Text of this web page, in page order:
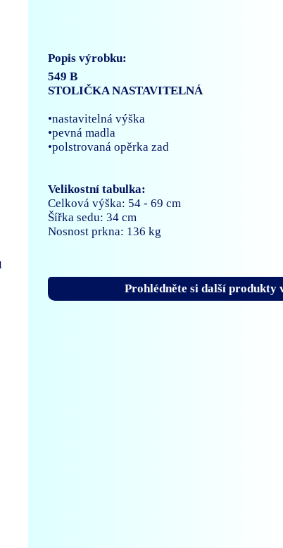
Popis výrobku:
549 B
STOLIČKA NASTAVITELNÁ
•nastavitelná výška
•pevná madla
•polstrovaná opěrka zad
Velikostní tabulka:
Celková výška: 54 - 69 cm
Šířka sedu: 34 cm
Nosnost prkna: 136 kg
Prohlédněte si další